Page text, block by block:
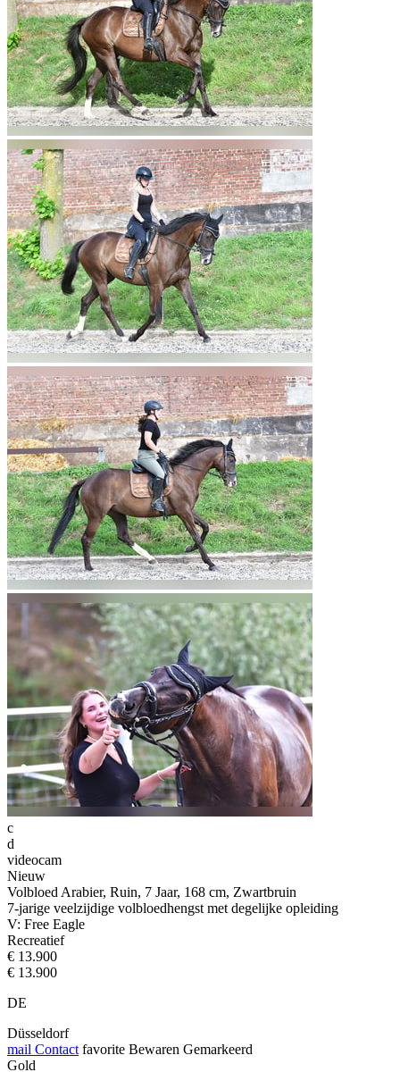
c
d
videocam
Nieuw
Volbloed Arabier, Ruin, 7 Jaar, 168 cm, Zwartbruin
7-jarige veelzijdige volbloedhengst met degelijke opleiding
V: Free Eagle
Recreatief
€ 13.900
€ 13.900
DE
Düsseldorf
mail Contact favorite Bewaren Gemarkeerd
Gold